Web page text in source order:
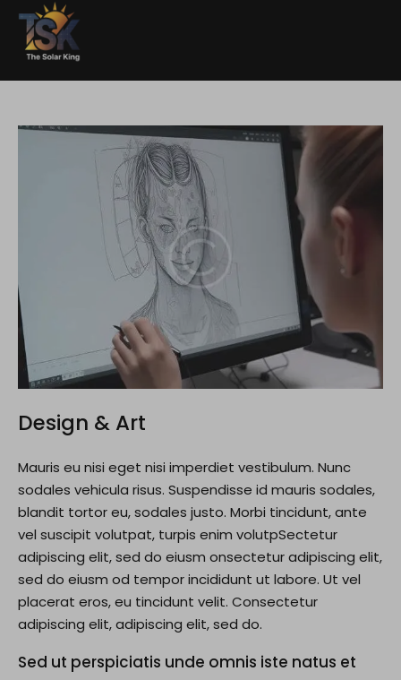
Design & Art
Mauris eu nisi eget nisi imperdiet vestibulum. Nunc
sodales vehicula risus. Suspendisse id mauris sodales,
blandit tortor eu, sodales justo. Morbi tincidunt, ante
vel suscipit volutpat, turpis enim volutpSectetur
adipiscing elit, sed do eiusm onsectetur adipiscing elit,
sed do eiusm od tempor incididunt ut labore. Ut vel
placerat eros, eu tincidunt velit. Consectetur
adipiscing elit, adipiscing elit, sed do.
Sed ut perspiciatis unde omnis iste natus et